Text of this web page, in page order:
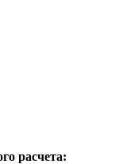
расчета: